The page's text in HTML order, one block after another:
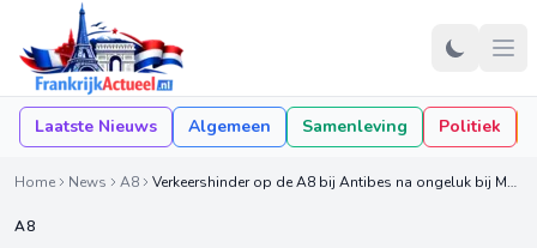
Laatste Nieuws Algemeen Samenleving Politiek
Home News A8 Verkeershinder op de A8 bij Antibes na ongeluk bij Monaco
A8